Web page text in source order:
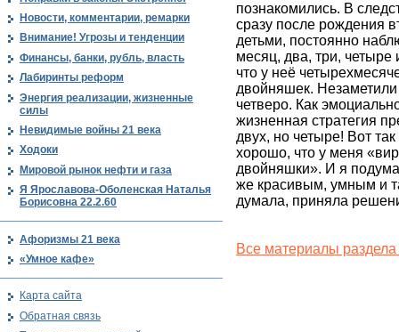
познакомились. В
сразу после рождения
детьми, постоянно
месяц, два, три, четыре
что у неё
двойняшек.
четверо. Как
жизненная стратегия
двух, но четыре! Вот
хорошо, что у меня
двойняшки». И я
же красивым, умным и
думала, приняла
Все материалы
Новости, комментарии, ремарки
Внимание! Угрозы и тенденции
Финансы, банки, рубль, власть
Лабиринты реформ
Энергия реализации, жизненные
силы
Невидимые войны 21 века
Ходоки
Мировой рынок нефти и газа
Я Ярославова-Оболенская Наталья
Борисовна 22.2.60
Афоризмы 21 века
«Умное кафе»
Карта сайта
Обратная связь